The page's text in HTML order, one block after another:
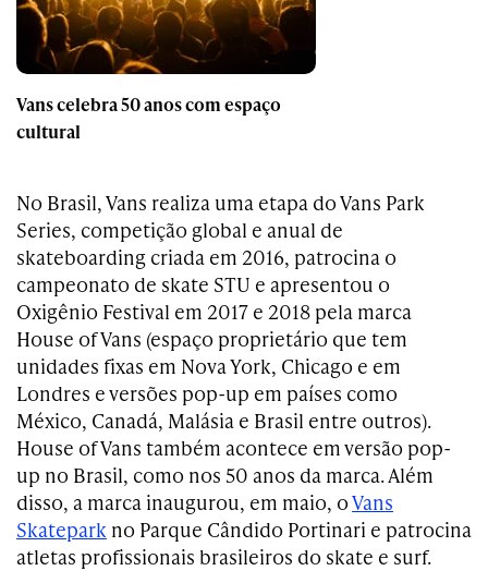
Vans celebra 50 anos com espaço
cultural
No Brasil, Vans realiza uma etapa do Vans Park
Series, competição global e anual de
skateboarding criada em 2016, patrocina o
campeonato de skate STU e apresentou o
Oxigênio Festival em 2017 e 2018 pela marca
House of Vans (espaço proprietário que tem
unidades fixas em Nova York, Chicago e em
Londres e versões pop-up em países como
México, Canadá, Malásia e Brasil entre outros).
House of Vans também acontece em versão pop-
up no Brasil, como nos 50 anos da marca. Além
disso, a marca inaugurou, em maio, oVans
Skatepark no Parque Cândido Portinari e patrocina
atletas profissionais brasileiros do skate e surf.